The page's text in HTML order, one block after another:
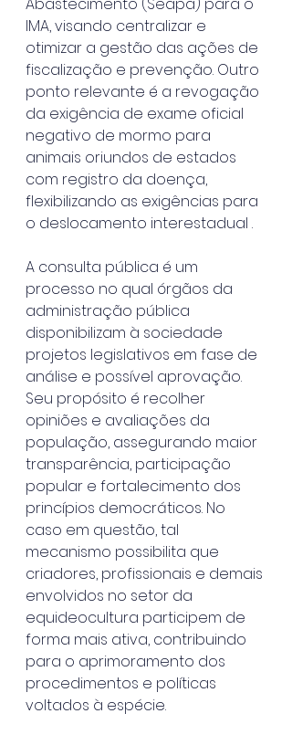
IMA, visando centralizar e
otimizar a gestão das ações de
fiscalização e prevenção. Outro
ponto relevante é a revogação
da exigência de exame oficial
negativo de mormo para
animais oriundos de estados
com registro da doença,
flexibilizando as exigências para
o deslocamento interestadual .
A consulta pública é um
processo no qual órgãos da
administração pública
disponibilizam à sociedade
projetos legislativos em fase de
análise e possível aprovação.
Seu propósito é recolher
opiniões e avaliações da
população, assegurando maior
transparência, participação
popular e fortalecimento dos
princípios democráticos. No
caso em questão, tal
mecanismo possibilita que
criadores, profissionais e demais
envolvidos no setor da
equideocultura participem de
forma mais ativa, contribuindo
para o aprimoramento dos
procedimentos e políticas
voltados à espécie.